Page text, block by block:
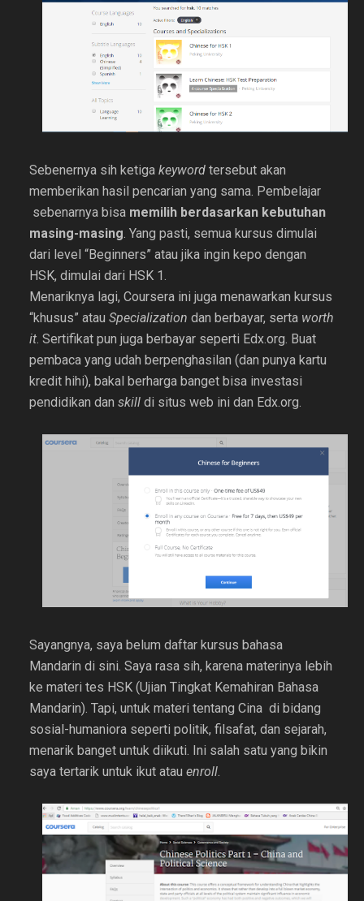
Sebenernya sih ketiga keyword tersebut akan
memberikan hasil pencarian yang sama. Pembelajar
sebenarnya bisa memilih berdasarkan kebutuhan
masing-masing . Yang pasti, semua kursus dimulai
dari level “Beginners” atau jika ingin kepo dengan
HSK, dimulai dari HSK 1.
Menariknya lagi, Coursera ini juga menawarkan kursus
“khusus” atau Specialization dan berbayar, serta worth
it . Sertifikat pun juga berbayar seperti Edx.org. Buat
pembaca yang udah berpenghasilan (dan punya kartu
kredit hihi), bakal berharga banget bisa investasi
pendidikan dan skill di situs web ini dan Edx.org.
Sayangnya, saya belum daftar kursus bahasa
Mandarin di sini. Saya rasa sih, karena materinya lebih
ke materi tes HSK (Ujian Tingkat Kemahiran Bahasa
Mandarin). Tapi, untuk materi tentang Cina di bidang
sosial-humaniora seperti politik, filsafat, dan sejarah,
menarik banget untuk diikuti. Ini salah satu yang bikin
saya tertarik untuk ikut atau enroll